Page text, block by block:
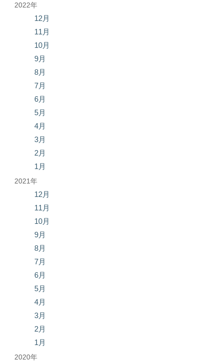
2022年
12月
11月
10月
9月
8月
7月
6月
5月
4月
3月
2月
1月
2021年
12月
11月
10月
9月
8月
7月
6月
5月
4月
3月
2月
1月
2020年